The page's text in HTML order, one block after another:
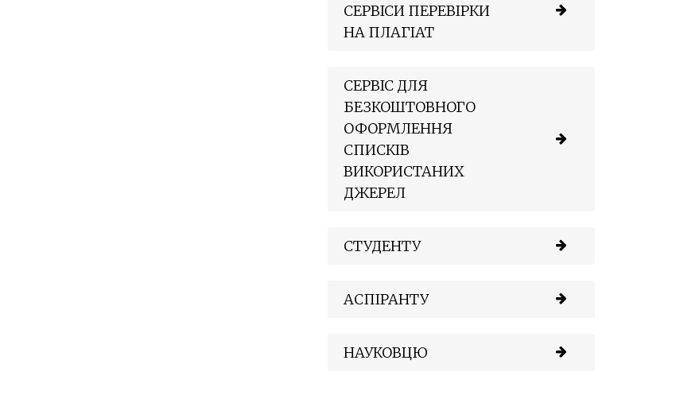
СЕРВІСИ ПЕРЕВІРКИ
НА ПЛАГІАТ
СЕРВІС ДЛЯ
БЕЗКОШТОВНОГО
ОФОРМЛЕННЯ
СПИСКІВ
ВИКОРИСТАНИХ
ДЖЕРЕЛ
СТУДЕНТУ
АСПІРАНТУ
НАУКОВЦЮ